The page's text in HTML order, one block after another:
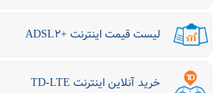
لیست قیمت اینترنت +ADSL۲
خرید آنلاین اینترنت TD-LTE